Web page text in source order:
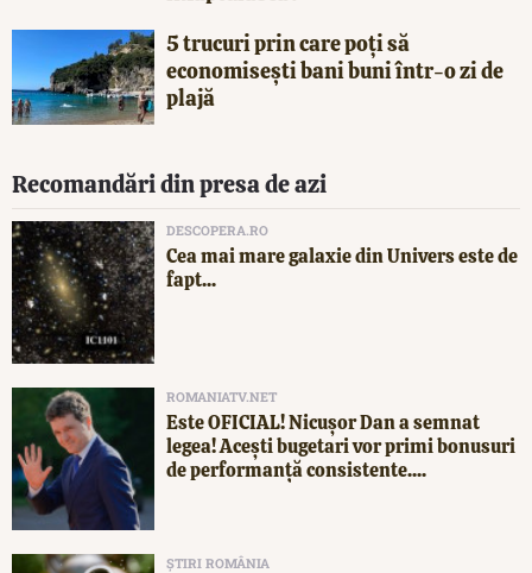
5 trucuri prin care poți să
economisești bani buni într-o zi de
plajă
Recomandări din presa de azi
DESCOPERA.RO
Cea mai mare galaxie din Univers este de
fapt...
ROMANIATV.NET
Este OFICIAL! Nicușor Dan a semnat
legea! Acești bugetari vor primi bonusuri
de performanță consistente....
ȘTIRI ROMÂNIA